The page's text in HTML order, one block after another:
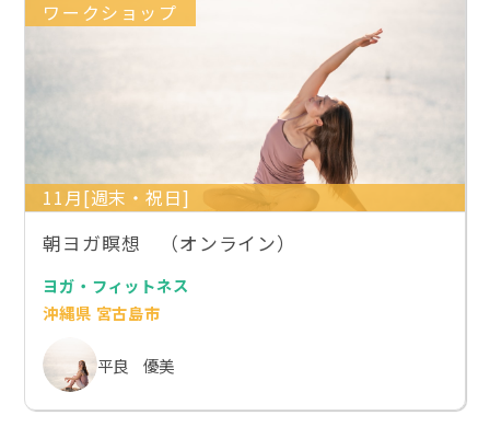
ワークショップ
11月[週末・祝日]
朝ヨガ瞑想 （オンライン）
ヨガ・フィットネス
沖縄県 宮古島市
平良 優美